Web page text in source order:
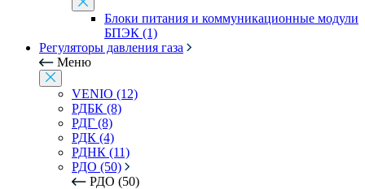
Блоки питания и коммуникационные модули
БПЭК (1)
Регуляторы давления газа
Меню
VENIO (12)
РДБК (8)
РДГ (8)
РДК (4)
РДНК (11)
РДО (50)
РДО (50)